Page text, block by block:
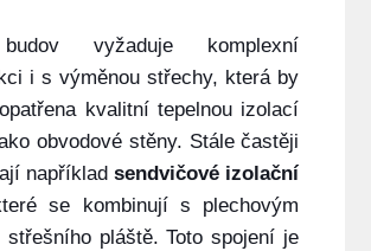
vyžaduje komplexní
i s výměnou střechy, která by
kvalitní tepelnou izolací
obvodové stěny. Stále častěji
napříkladsendvičové izolační
se kombinují s plechovým
střešního pláště. Toto spojení je